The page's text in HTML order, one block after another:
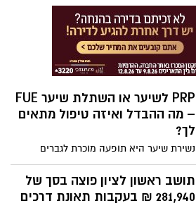
PRP לשיער או השתלת שיער FUE
– מה ההבדל ואיזה טיפול מתאים
לך?
נשירת שיער היא תופעה מוכרת לגברים
ולנשים כאחד, ולעיתים קרובות היא משפיעה
לא רק על המראה החיצוני – אלא גם על
תחושת הביטחון העצמי ואיכות החיים. כיום,
תושב ראשון לציון פוצה בסך של
281,940 ₪ בעקבות תאונת דרכים